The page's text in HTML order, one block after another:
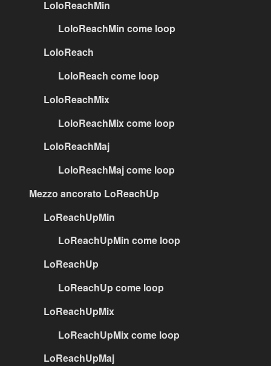
LoloReachMin
LoloReachMin come loop
LoloReach
LoloReach come loop
LoloReachMix
LoloReachMix come loop
LoloReachMaj
LoloReachMaj come loop
Mezzo ancorato LoReachUp
LoReachUpMin
LoReachUpMin come loop
LoReachUp
LoReachUp come loop
LoReachUpMix
LoReachUpMix come loop
LoReachUpMaj